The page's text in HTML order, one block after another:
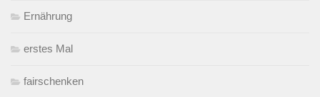
Ernährung
erstes Mal
fairschenken